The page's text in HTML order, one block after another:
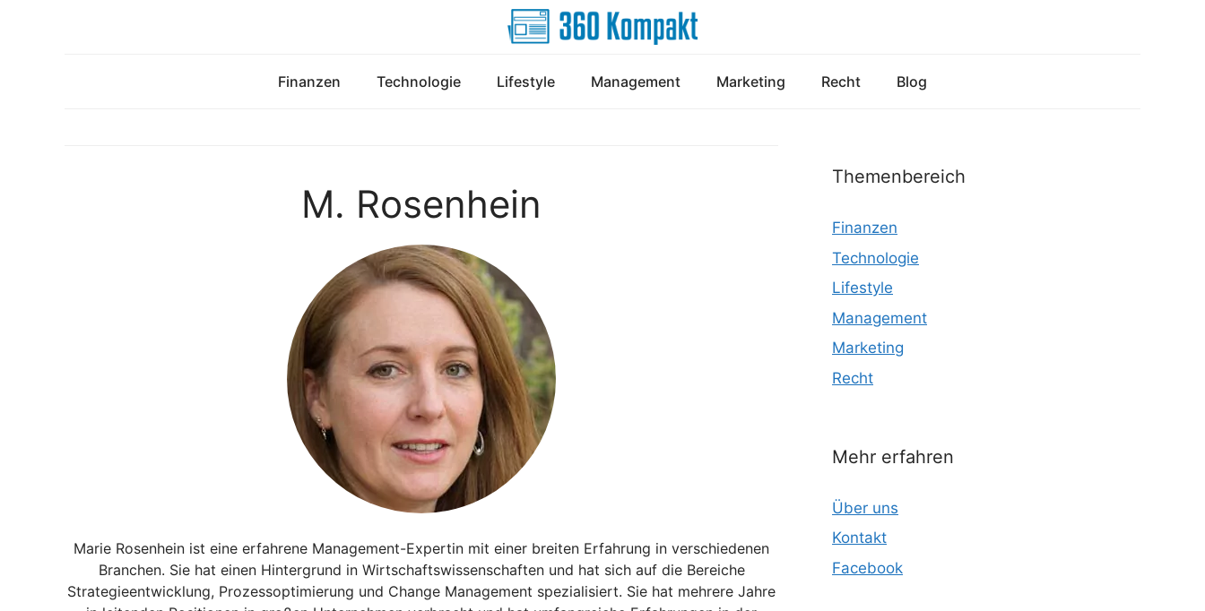
Finanzen
Technologie Lifestyle Management Marketing Recht Blog
M. Rosenhein
Marie Rosenhein ist eine erfahrene Management-Expertin mit einer breiten Erfahrung in verschiedenen
Branchen. Sie hat einen Hintergrund in Wirtschaftswissenschaften und hat sich auf die Bereiche
Strategieentwicklung, Prozessoptimierung und Change Management spezialisiert. Sie hat mehrere Jahre
Themenbereich
Finanzen
Technologie
Lifestyle
Management
Marketing
Recht
Mehr erfahren
Über uns
Kontakt
Facebook